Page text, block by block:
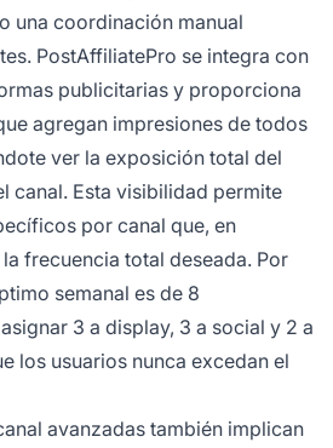
una coordinación manual
PostAffiliatePro se integra con
publicitarias y proporciona
agregan impresiones de todos
ver la exposición total del
canal. Esta visibilidad permite
por canal que, en
frecuencia total deseada. Por
semanal es de 8
3 a display, 3 a social y 2 a
los usuarios nunca excedan el
avanzadas también implican